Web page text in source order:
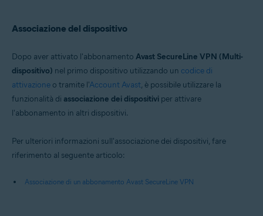
Associazione del dispositivo
Dopo aver attivato l'abbonamento Avast SecureLine VPN (Multi-
dispositivo) nel primo dispositivo utilizzando un codice di
attivazione o tramite l'Account Avast, è possibile utilizzare la
funzionalità di associazione dei dispositivi per attivare
l'abbonamento in altri dispositivi.
Per ulteriori informazioni sull'associazione dei dispositivi, fare
riferimento al seguente articolo:
Associazione di un abbonamento Avast SecureLine VPN